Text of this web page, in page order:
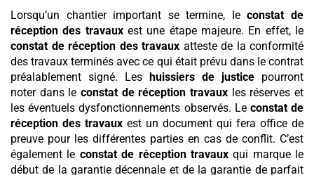
Lorsqu’un chantier important se termine, leconstat de
réception des travauxest une étape majeure. En effet, le
constat de réception des travaux atteste de la conformité
des travaux terminés avec ce qui était prévu dans le contrat
préalablement signé. Les huissiers de justice pourront
noter dans le constat de réception travaux les réserves et
les éventuels dysfonctionnements observés. Le constat de
réception des travaux est un document qui fera office de
preuve pour les différentes parties en cas de conflit. C’est
également le constat de réception travauxqui marque le
début de la garantie décennale et de la garantie de parfait